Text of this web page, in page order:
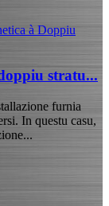
stratu...
furnia
In questu casu,